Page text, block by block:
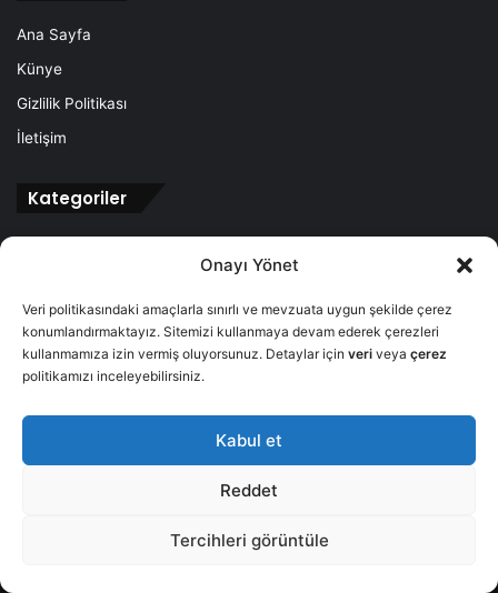
Onayı Yönet
Veri politikasındaki amaçlarla sınırlı ve mevzuata uygun şekilde çerez
konumlandırmaktayız. Sitemizi kullanmaya devam ederek çerezleri
kullanmamıza izin vermiş oluyorsunuz. Detaylar için veri veya çerez
politikamızı inceleyebilirsiniz.
Kabul et
Reddet
Tercihleri görüntüle
Ana Sayfa
Künye
Gizlilik Politikası
İletişim
Kategoriler
A101 Aktüel
Şok Aktüel
Haberler
Bim Aktüel A101 Aktüel Şok Aktüel